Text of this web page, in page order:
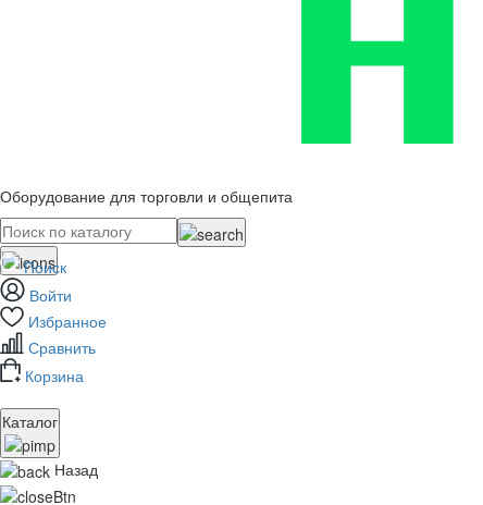
Оборудование для торговли и общепита
Поиск
Войти
Избранное
Сравнить
Корзина
Каталог
Назад